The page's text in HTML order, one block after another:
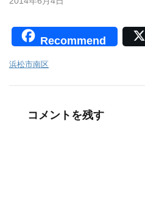
Recommend
浜松市南区
コメントを残す